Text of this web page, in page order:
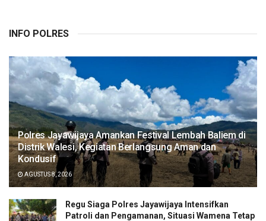
INFO POLRES
Polres Jayawijaya Amankan Festival Lembah Baliem di
Distrik Walesi, Kegiatan Berlangsung Aman dan
Kondusif
AGUSTUS 8, 2026
Regu Siaga Polres Jayawijaya Intensifkan
Patroli dan Pengamanan, Situasi Wamena Tetap